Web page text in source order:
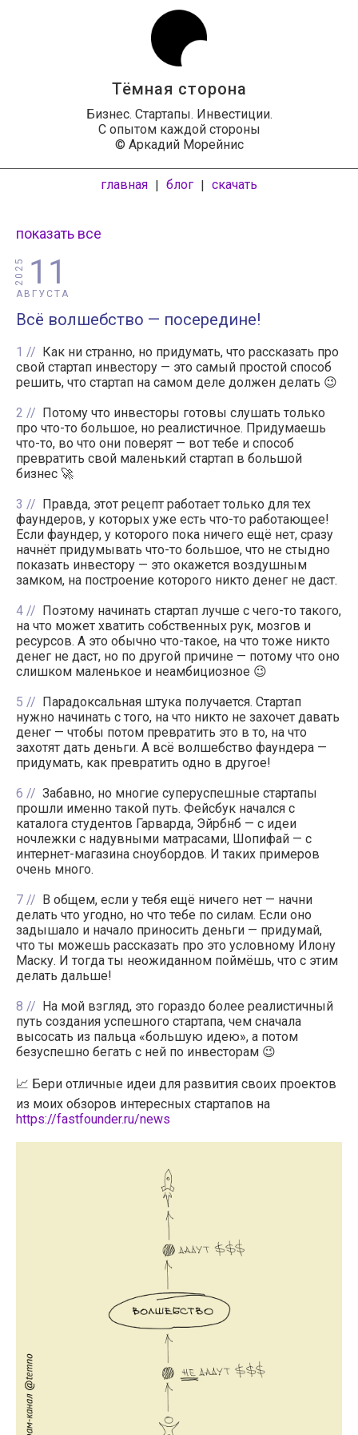
Тёмная сторона
Бизнес. Стартапы. Инвестиции.
С опытом каждой стороны
© Аркадий Морейнис
главная | блог | скачать
показать все
11
АВГУСТА
2025
Всё волшебство — посередине!
1
Как ни странно, но придумать, что рассказать про
свой стартап инвестору — это самый простой способ
решить, что стартап на самом деле должен делать 😉
2
Потому что инвесторы готовы слушать только
про что-то большое, но реалистичное. Придумаешь
что-то, во что они поверят — вот тебе и способ
превратить свой маленький стартап в большой
бизнес 🚀
3
Правда, этот рецепт работает только для тех
фаундеров, у которых уже есть что-то работающее!
Если фаундер, у которого пока ничего ещё нет, сразу
начнёт придумывать что-то большое, что не стыдно
показать инвестору — это окажется воздушным
замком, на построение которого никто денег не даст.
4
Поэтому начинать стартап лучше с чего-то такого,
на что может хватить собственных рук, мозгов и
ресурсов. А это обычно что-такое, на что тоже никто
денег не даст, но по другой причине — потому что оно
слишком маленькое и неамбициозное 😉
5
Парадоксальная штука получается. Стартап
нужно начинать с того, на что никто не захочет давать
денег — чтобы потом превратить это в то, на что
захотят дать деньги. А всё волшебство фаундера —
придумать, как превратить одно в другое!
6
Забавно, но многие суперуспешные стартапы
прошли именно такой путь. Фейсбук начался с
каталога студентов Гарварда, Эйрбнб — с идеи
ночлежки с надувными матрасами, Шопифай — с
интернет-магазина сноубордов. И таких примеров
очень много.
7
В общем, если у тебя ещё ничего нет — начни
делать что угодно, но что тебе по силам. Если оно
задышало и начало приносить деньги — придумай,
что ты можешь рассказать про это условному Илону
Маску. И тогда ты неожиданном поймёшь, что с этим
делать дальше!
8
На мой взгляд, это гораздо более реалистичный
путь создания успешного стартапа, чем сначала
высосать из пальца «большую идею», а потом
безуспешно бегать с ней по инвесторам 😉
📈 Бери отличные идеи для развития своих проектов
из моих обзоров интересных стартапов на
https://fastfounder.ru/news